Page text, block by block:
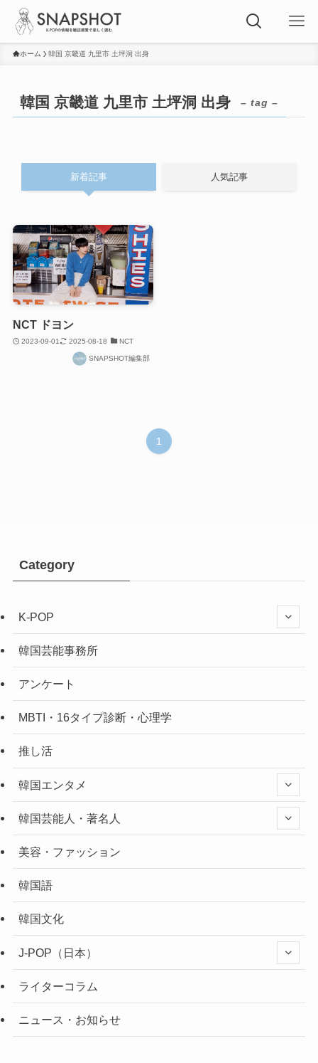
ホーム 韓国 京畿道 九里市 土坪洞 出身
韓国 京畿道 九里市 土坪洞 出身 – tag –
新着記事 人気記事
NCT ドヨン
2023-09-01 2025-08-18 NCT
SNAPSHOT編集部
1
Category
K-POP
韓国芸能事務所
アンケート
MBTI・16タイプ診断・心理学
推し活
韓国エンタメ
韓国芸能人・著名人
美容・ファッション
韓国語
韓国文化
J-POP（日本）
ライターコラム
ニュース・お知らせ